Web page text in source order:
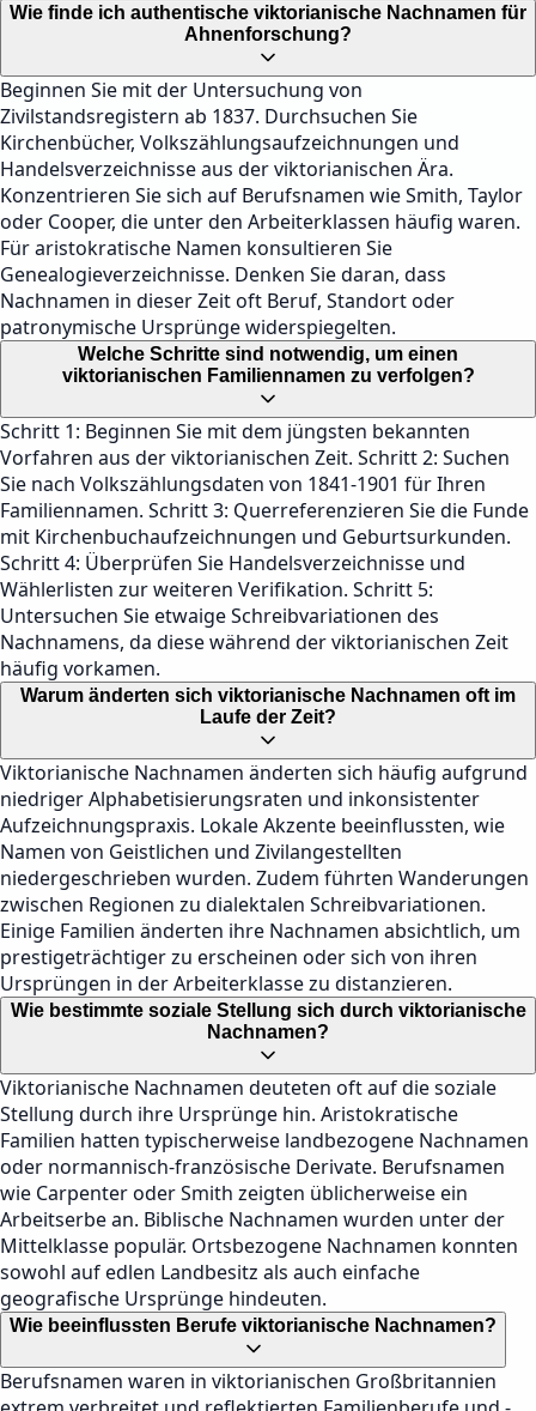
Wie finde ich authentische viktorianische Nachnamen für
Ahnenforschung?
Beginnen Sie mit der Untersuchung von
Zivilstandsregistern ab 1837. Durchsuchen Sie
Kirchenbücher, Volkszählungsaufzeichnungen und
Handelsverzeichnisse aus der viktorianischen Ära.
Konzentrieren Sie sich auf Berufsnamen wie Smith, Taylor
oder Cooper, die unter den Arbeiterklassen häufig waren.
Für aristokratische Namen konsultieren Sie
Genealogieverzeichnisse. Denken Sie daran, dass
Nachnamen in dieser Zeit oft Beruf, Standort oder
patronymische Ursprünge widerspiegelten.
Welche Schritte sind notwendig, um einen
viktorianischen Familiennamen zu verfolgen?
Schritt 1: Beginnen Sie mit dem jüngsten bekannten
Vorfahren aus der viktorianischen Zeit. Schritt 2: Suchen
Sie nach Volkszählungsdaten von 1841-1901 für Ihren
Familiennamen. Schritt 3: Querreferenzieren Sie die Funde
mit Kirchenbuchaufzeichnungen und Geburtsurkunden.
Schritt 4: Überprüfen Sie Handelsverzeichnisse und
Wählerlisten zur weiteren Verifikation. Schritt 5:
Untersuchen Sie etwaige Schreibvariationen des
Nachnamens, da diese während der viktorianischen Zeit
häufig vorkamen.
Warum änderten sich viktorianische Nachnamen oft im
Laufe der Zeit?
Viktorianische Nachnamen änderten sich häufig aufgrund
niedriger Alphabetisierungsraten und inkonsistenter
Aufzeichnungspraxis. Lokale Akzente beeinflussten, wie
Namen von Geistlichen und Zivilangestellten
niedergeschrieben wurden. Zudem führten Wanderungen
zwischen Regionen zu dialektalen Schreibvariationen.
Einige Familien änderten ihre Nachnamen absichtlich, um
prestigeträchtiger zu erscheinen oder sich von ihren
Ursprüngen in der Arbeiterklasse zu distanzieren.
Wie bestimmte soziale Stellung sich durch viktorianische
Nachnamen?
Viktorianische Nachnamen deuteten oft auf die soziale
Stellung durch ihre Ursprünge hin. Aristokratische
Familien hatten typischerweise landbezogene Nachnamen
oder normannisch-französische Derivate. Berufsnamen
wie Carpenter oder Smith zeigten üblicherweise ein
Arbeitserbe an. Biblische Nachnamen wurden unter der
Mittelklasse populär. Ortsbezogene Nachnamen konnten
sowohl auf edlen Landbesitz als auch einfache
geografische Ursprünge hindeuten.
Wie beeinflussten Berufe viktorianische Nachnamen?
Berufsnamen waren in viktorianischen Großbritannien